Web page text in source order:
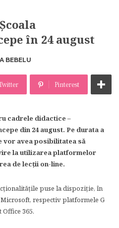
în 24 august
BEBELU
Pinterest
cadrele didactice –
din 24 august. Pe durata a
vor avea posibilitatea să
la utilizarea platformelor
de lecții on-line.
puse la dispoziție, în
respectiv platformele G
365.